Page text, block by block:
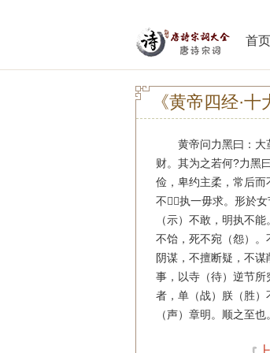
首页
《黄帝四经·十
黄帝问力黑曰：大堇
财。其为之若何?力黑
俭，卑约主柔，常后
不，执一毋求。形於
（示）不敢，明执不
不饴，死不宛（怨）
阴谋，不擅断疑，不
事，以寺（待）逆节
者，单（战）朕（胜
（声）章明。顺之至也。